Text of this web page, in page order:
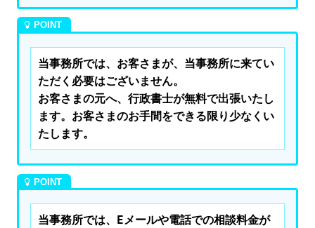
当事務所では、お客さまが、当事務所に来てい
ただく必要はございません。
お客さまの元へ、行政書士が無料で出張いたし
ます。お客さまのお手間をできる限り少なくい
たします。
当事務所では、Eメールや電話での相談料金が